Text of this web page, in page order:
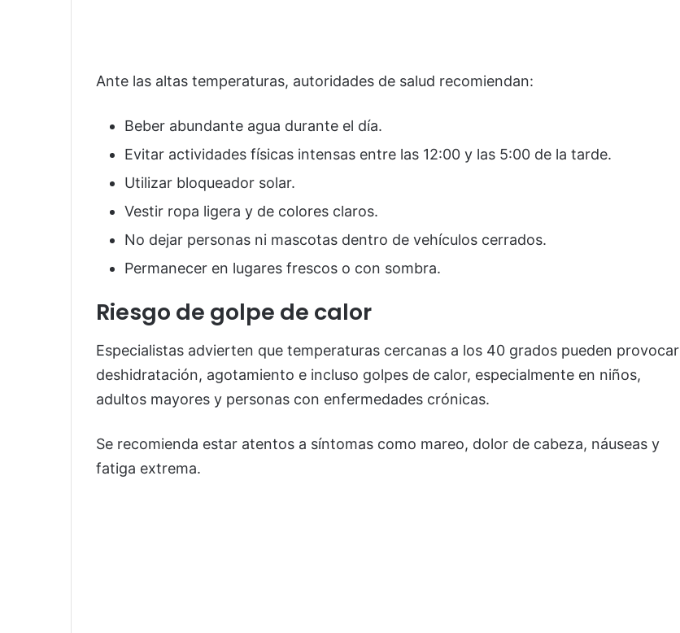
Ante las altas temperaturas, autoridades de salud recomiendan:
Beber abundante agua durante el día.
Evitar actividades físicas intensas entre las 12:00 y las 5:00 de la tarde.
Utilizar bloqueador solar.
Vestir ropa ligera y de colores claros.
No dejar personas ni mascotas dentro de vehículos cerrados.
Permanecer en lugares frescos o con sombra.
Riesgo de golpe de calor
Especialistas advierten que temperaturas cercanas a los 40 grados pueden provocar
deshidratación, agotamiento e incluso golpes de calor, especialmente en niños,
adultos mayores y personas con enfermedades crónicas.
Se recomienda estar atentos a síntomas como mareo, dolor de cabeza, náuseas y
fatiga extrema.